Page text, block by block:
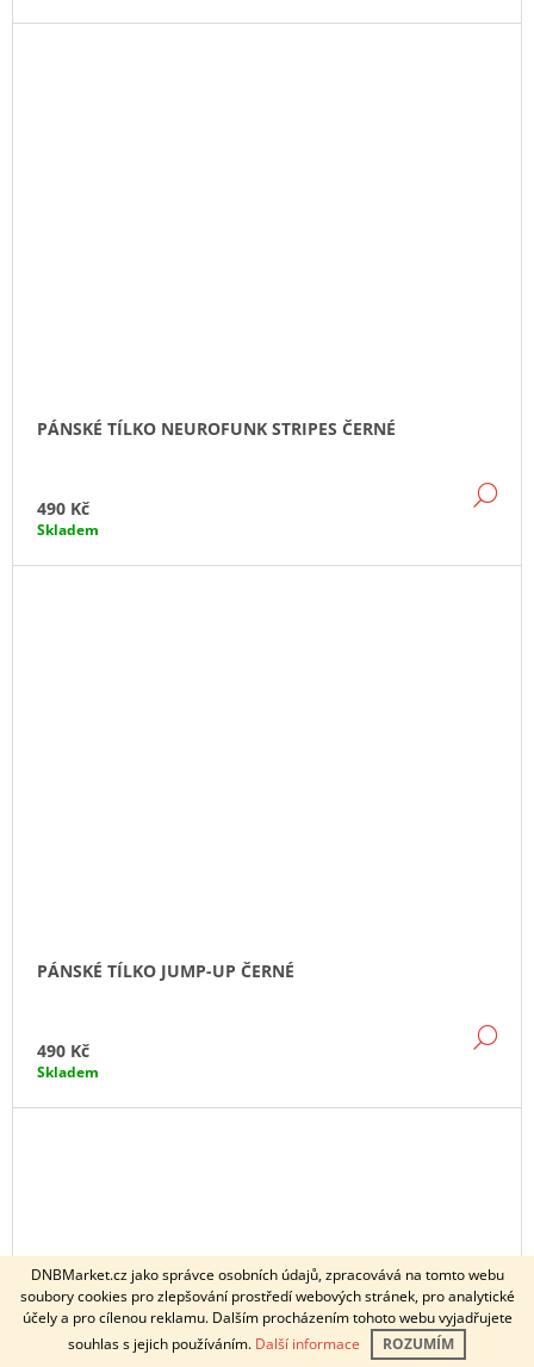
DNBMarket.cz jako správce osobních údajů, zpracovává na tomto webu
soubory cookies pro zlepšování prostředí webových stránek, pro analytické
účely a pro cílenou reklamu. Dalším procházením tohoto webu vyjadřujete
souhlas s jejich používáním. Další informace ROZUMÍM
U objednávek po 7.12.2025 nezaručujeme doručení do vánoc.
Dotazy k objednávkám směřujte na email info@profimerch.cz.
PÁNSKÉ TÍLKO NEUROFUNK STRIPES ČERNÉ
490 Kč
Skladem
PÁNSKÉ TÍLKO JUMP-UP ČERNÉ
490 Kč
Skladem